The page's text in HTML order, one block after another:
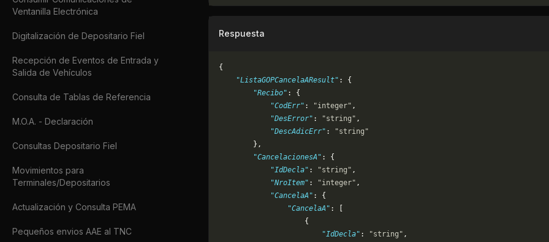
Ventanilla Electrónica
Digitalización de Depositario Fiel
Recepción de Eventos de Entrada y
Salida de Vehículos
Consulta de Tablas de Referencia
M.O.A. - Declaración
Consultas Depositario Fiel
Movimientos para
Terminales/Depositarios
Actualización y Consulta PEMA
Pequeños envios AAE al TNC
Respuesta
{
    "ListaGOPCancelaAResult"
: {
        "Recibo"
: {
            "CodErr"
: "integer" ,
            "DesError"
: "string" ,
            "DescAdicErr"
:
"string"
        },
        "CancelacionesA"
: {
            "IdDecla"
: "string" ,
            "NroItem"
: "integer" ,
            "CancelaA"
: {
                "CancelaA"
: [
                    {
                        "IdDecla"
: "string" ,